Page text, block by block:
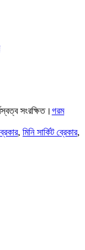
সংরক্ষিত। গরম
, মিনি সার্কিট ব্রেকার,